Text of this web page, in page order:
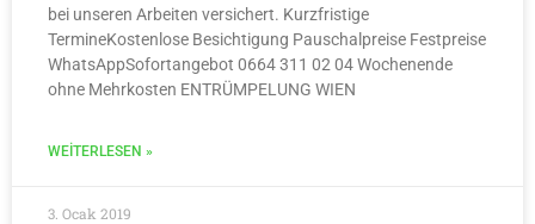
bei unseren Arbeiten versichert. Kurzfristige
TermineKostenlose Besichtigung Pauschalpreise Festpreise
WhatsAppSofortangebot 0664 311 02 04 Wochenende
ohne Mehrkosten ENTRÜMPELUNG WIEN
WEITERLESEN »
3. Ocak 2019